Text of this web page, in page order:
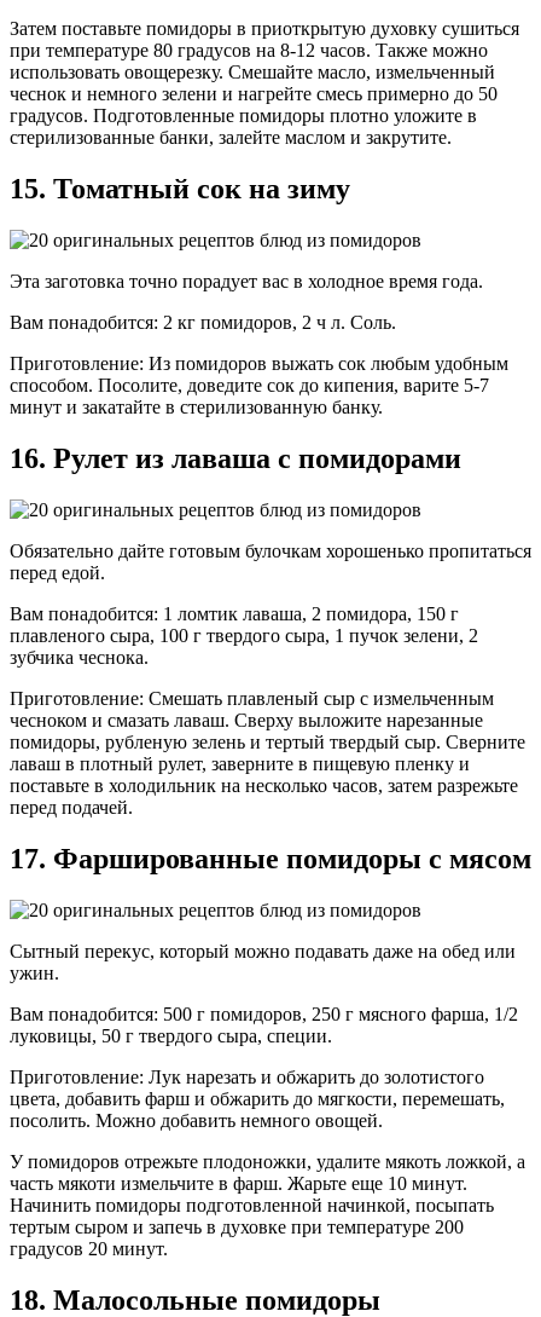
Затем поставьте помидоры в приоткрытую духовку сушиться
при температуре 80 градусов на 8-12 часов. Также можно
использовать овощерезку. Смешайте масло, измельченный
чеснок и немного зелени и нагрейте смесь примерно до 50
градусов. Подготовленные помидоры плотно уложите в
стерилизованные банки, залейте маслом и закрутите.
15. Томатный сок на зиму
Эта заготовка точно порадует вас в холодное время года.
Вам понадобится: 2 кг помидоров, 2 ч л. Соль.
Приготовление: Из помидоров выжать сок любым удобным
способом. Посолите, доведите сок до кипения, варите 5-7
минут и закатайте в стерилизованную банку.
16. Рулет из лаваша с помидорами
Обязательно дайте готовым булочкам хорошенько пропитаться
перед едой.
Вам понадобится: 1 ломтик лаваша, 2 помидора, 150 г
плавленого сыра, 100 г твердого сыра, 1 пучок зелени, 2
зубчика чеснока.
Приготовление: Смешать плавленый сыр с измельченным
чесноком и смазать лаваш. Сверху выложите нарезанные
помидоры, рубленую зелень и тертый твердый сыр. Сверните
лаваш в плотный рулет, заверните в пищевую пленку и
поставьте в холодильник на несколько часов, затем разрежьте
перед подачей.
17. Фаршированные помидоры с мясом
Сытный перекус, который можно подавать даже на обед или
ужин.
Вам понадобится: 500 г помидоров, 250 г мясного фарша, 1/2
луковицы, 50 г твердого сыра, специи.
Приготовление: Лук нарезать и обжарить до золотистого
цвета, добавить фарш и обжарить до мягкости, перемешать,
посолить. Можно добавить немного овощей.
У помидоров отрежьте плодоножки, удалите мякоть ложкой, а
часть мякоти измельчите в фарш. Жарьте еще 10 минут.
Начинить помидоры подготовленной начинкой, посыпать
тертым сыром и запечь в духовке при температуре 200
градусов 20 минут.
18. Малосольные помидоры